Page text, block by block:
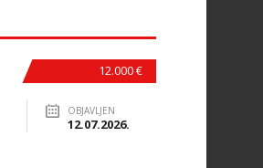
12.000 €
OBJAVLJEN
12.07.2026.